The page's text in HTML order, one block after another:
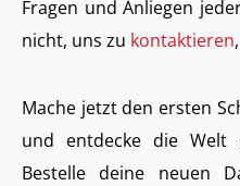
Fragen und Anliegen
nicht, uns zu kontaktieren
Mache jetzt den ersten
und entdecke die Welt
Bestelle deine neuen